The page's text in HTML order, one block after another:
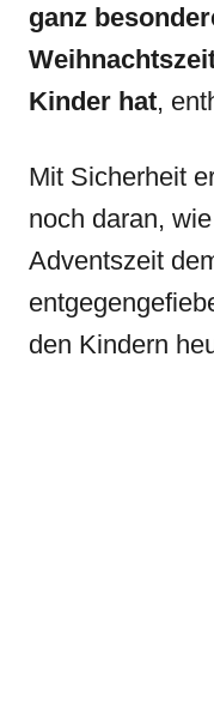
ganz
Kinder hat,
Mit Sicherheit
noch daran,
Adventszeit
den Kindern